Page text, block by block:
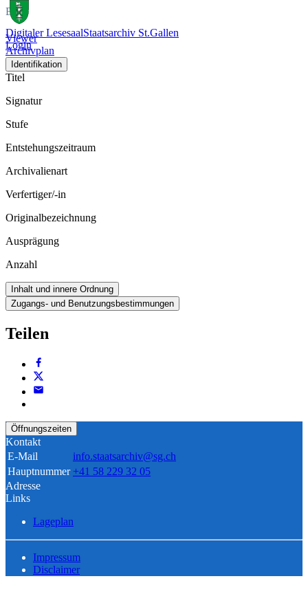
Digitaler LesesaalStaatsarchiv St.Gallen
Login
Bild
Viewer
Archivplan
Identifikation
Titel
Signatur
Stufe
Entstehungszeitraum
Archivalienart
Verfertiger/-in
Originalbezeichnung
Ausprägung
Anzahl
Inhalt und innere Ordnung
Zugangs- und Benutzungsbestimmungen
Teilen
Öffnungszeiten
Kontakt
E-Mail
info.staatsarchiv@sg.ch
Hauptnummer +41 58 229 32 05
Adresse
Links
Lageplan
Impressum
Disclaimer